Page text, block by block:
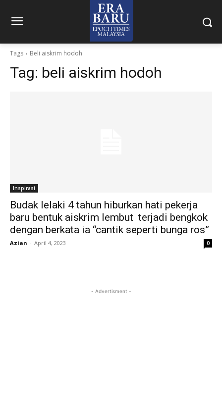
Tags Beli aiskrim hodoh
Tag: beli aiskrim hodoh
Inspirasi
Budak lelaki 4 tahun hiburkan hati pekerja
baru bentuk aiskrim lembut terjadi bengkok
dengan berkata ia “cantik seperti bunga ros”
Azian - April 4, 2023 0
- Advertisment -